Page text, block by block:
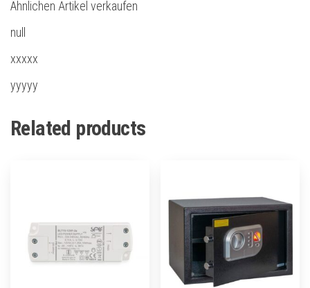
Ähnlichen Artikel verkaufen
null
xxxxx
yyyyy
Related products